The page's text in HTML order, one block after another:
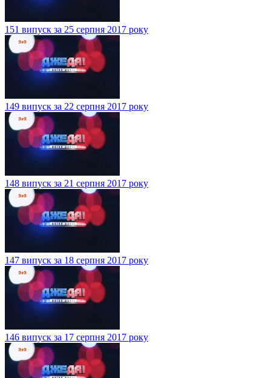
151 випуск за 25 серпня 2017 року
149 випуск за 22 серпня 2017 року
148 випуск за 21 серпня 2017 року
147 випуск за 18 серпня 2017 року
146 випуск за 17 серпня 2017 року